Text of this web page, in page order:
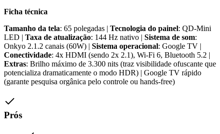
Ficha técnica
Tamanho da tela: 65 polegadas | Tecnologia do painel: QD-Mini
LED | Taxa de atualização: 144 Hz nativo | Sistema de som:
Onkyo 2.1.2 canais (60W) | Sistema operacional: Google TV |
Conectividade: 4x HDMI (sendo 2x 2.1), Wi-Fi 6, Bluetooth 5.2 |
Extras: Brilho máximo de 3.300 nits (traz visibilidade ofuscante que
potencializa dramaticamente o modo HDR) | Google TV rápido
(garante pesquisa orgânica pelo controle ou hands-free)
Prós